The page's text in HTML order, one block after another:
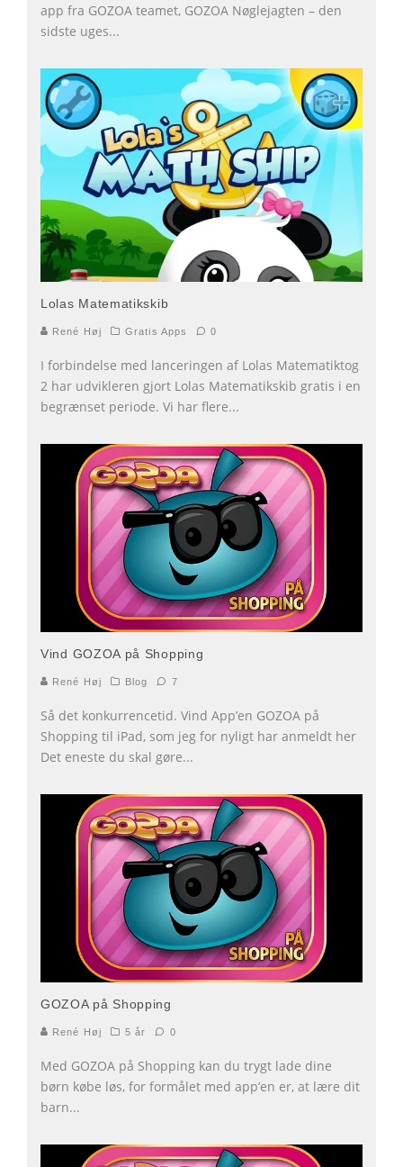
app fra GOZOA teamet, GOZOA Nøglejagten – den
sidste uges...
Lolas Matematikskib
René Høj Gratis Apps 0
I forbindelse med lanceringen af Lolas Matematiktog
2 har udvikleren gjort Lolas Matematikskib gratis i en
begrænset periode. Vi har flere...
Vind GOZOA på Shopping
René Høj Blog 7
Så det konkurrencetid. Vind App’en GOZOA på
Shopping til iPad, som jeg for nyligt har anmeldt her
Det eneste du skal gøre...
GOZOA på Shopping
René Høj 5 år 0
Med GOZOA på Shopping kan du trygt lade dine
børn købe løs, for formålet med app’en er, at lære dit
barn...